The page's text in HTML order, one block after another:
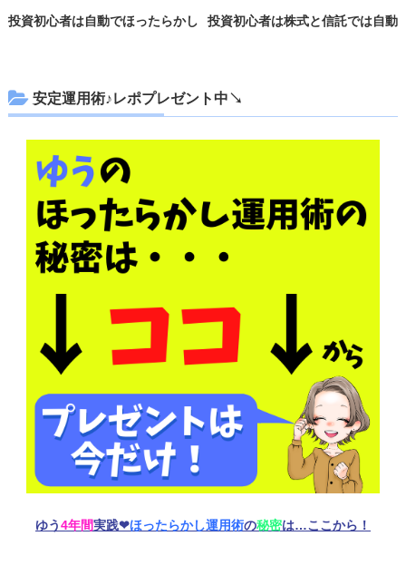
投資初心者は自動でほったらかし
投資初心者は株式と信託では自動
安定運用術♪レポプレゼント中↘
ゆう4年間実践❤︎ほったらかし運用術の秘密は…ここから！